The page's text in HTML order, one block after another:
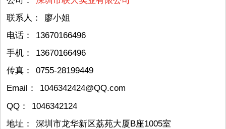
联系人：
廖小姐
电话：
13670166496
手机：
13670166496
传真：
0755-28199449
Email：
1046342424@QQ.com
QQ：
1046342124
地址：
深圳市龙华新区荔苑大厦B座1005室